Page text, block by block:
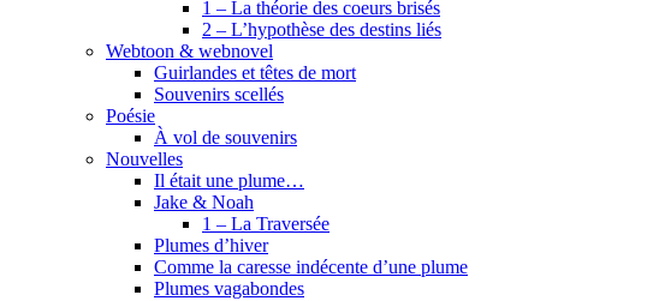
1 – La théorie des coeurs brisés
2 – L’hypothèse des destins liés
Webtoon & webnovel
Guirlandes et têtes de mort
Souvenirs scellés
Poésie
À vol de souvenirs
Nouvelles
Il était une plume…
Jake & Noah
1 – La Traversée
Plumes d’hiver
Comme la caresse indécente d’une plume
Plumes vagabondes